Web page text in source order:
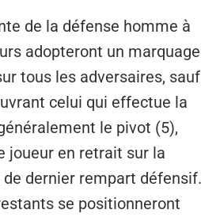
de la défense homme à
adopteront un marquage
tous les adversaires, sauf
celui qui effectue la
le pivot (5),
joueur en retrait sur la
de dernier rempart défensif.
se positionneront